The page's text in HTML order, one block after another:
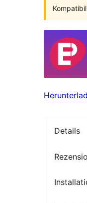
Details